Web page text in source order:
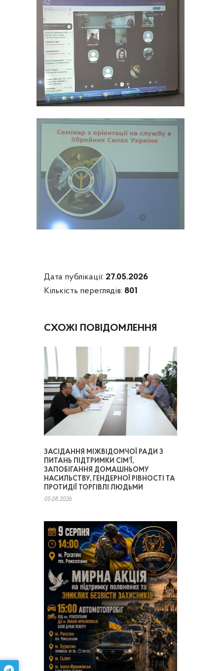
Дата публікації: 27.05.2026
Кількість переглядів: 801
СХОЖІ ПОВІДОМЛЕННЯ
ЗАСІДАННЯ МІЖВІДОМЧОЇ РАДИ З
ПИТАНЬ ПІДТРИМКИ СІМ’Ї,
ЗАПОБІГАННЯ ДОМАШНЬОМУ
НАСИЛЬСТВУ, ГЕНДЕРНОЇ РІВНОСТІ ТА
ПРОТИДІЇ ТОРГІВЛІ ЛЮДЬМИ
05.08.2026